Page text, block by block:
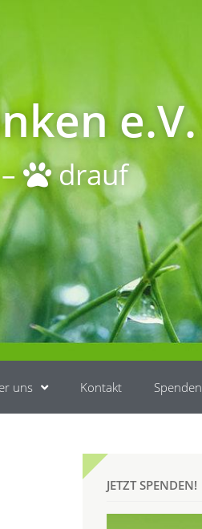
e.V.
drauf
uns Kontakt Spenden
JETZT SPENDEN!